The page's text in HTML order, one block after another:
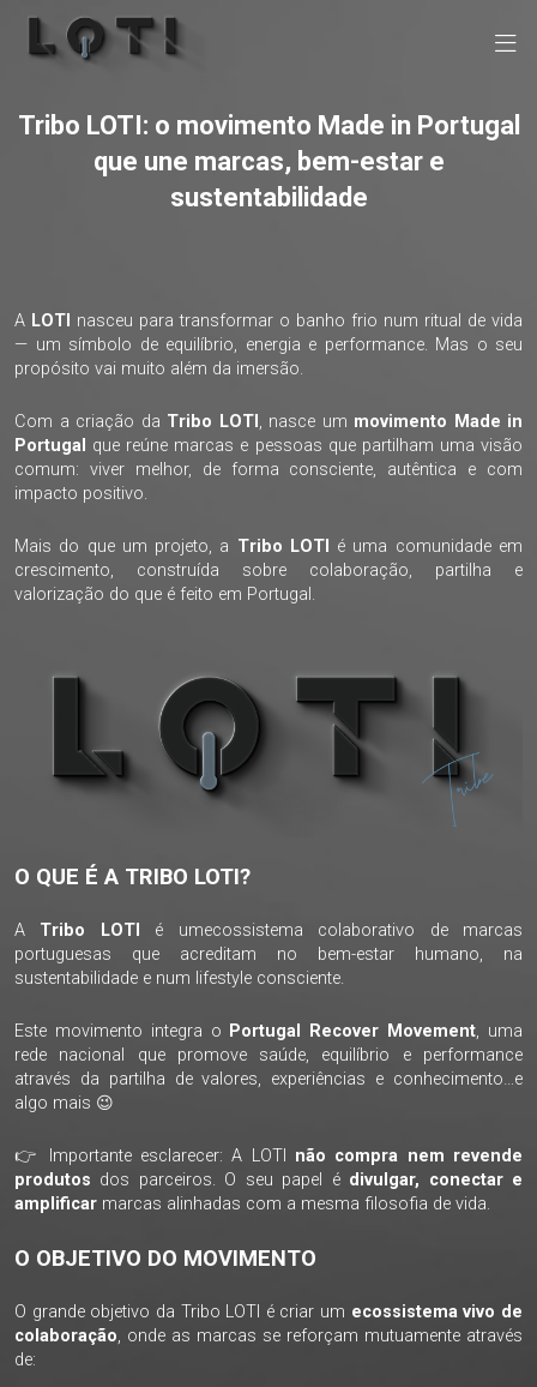
Tribo LOTI: o movimento Made in Portugal
que une marcas, bem-estar e
sustentabilidade
A LOTI nasceu para transformar o banho frio num ritual de vida
— um símbolo de equilíbrio, energia e performance. Mas o seu
propósito vai muito além da imersão.
Com a criação da Tribo LOTI , nasce um movimento Made in
Portugal que reúne marcas e pessoas que partilham uma visão
comum: viver melhor, de forma consciente, autêntica e com
impacto positivo.
Mais do que um projeto, a Tribo LOTI
é uma comunidade em
crescimento, construída sobre colaboração, partilha e
valorização do que é feito em Portugal.
O QUE É A TRIBO LOTI?
A Tribo LOTI
é umecossistema colaborativo de marcas
portuguesas que acreditam no bem-estar humano, na
sustentabilidade e num lifestyle consciente.
Este movimento integra o Portugal Recover Movement, uma
rede nacional que promove saúde, equilíbrio e performance
através da partilha de valores, experiências e conhecimento…e
algo mais 😉
👉 Importante esclarecer: A LOTI não compra nem revende
produtos dos parceiros. O seu papel é divulgar, conectar e
amplificar marcas alinhadas com a mesma filosofia de vida.
O OBJETIVO DO MOVIMENTO
O grande objetivo da Tribo LOTI é criar um ecossistema vivo de
colaboração, onde as marcas se reforçam mutuamente através
de: